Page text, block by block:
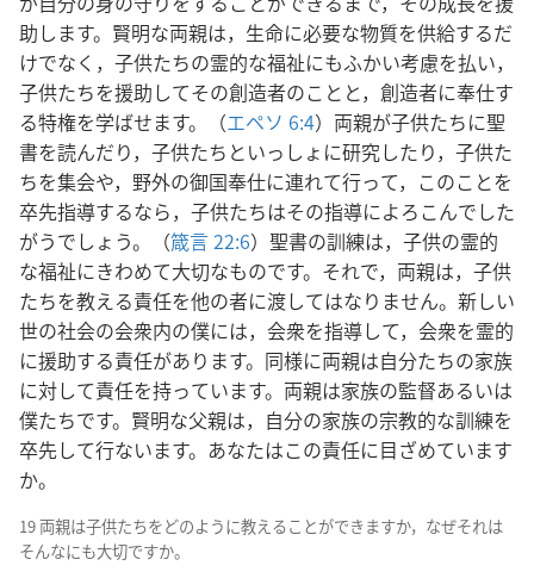
助します。賢明な両親は，生命に必要な物質を供給するだ
けでなく，子供たちの霊的な福祉にもふかい考慮を払い，
子供たちを援助してその創造者のことと，創造者に奉仕す
る特権を学ばせます。（エペソ 6:4）両親が子供たちに聖
書を読んだり，子供たちといっしょに研究したり，子供た
ちを集会や，野外の御国奉仕に連れて行って，このことを
卒先指導するなら，子供たちはその指導によろこんでした
がうでしょう。（箴言 22:6）聖書の訓練は，子供の霊的
な福祉にきわめて大切なものです。それで，両親は，子供
たちを教える責任を他の者に渡してはなりません。新しい
世の社会の会衆内の僕には，会衆を指導して，会衆を霊的
に援助する責任があります。同様に両親は自分たちの家族
に対して責任を持っています。両親は家族の監督あるいは
僕たちです。賢明な父親は，自分の家族の宗教的な訓練を
卒先して行ないます。あなたはこの責任に目ざめています
か。
19 両親は子供たちをどのように教えることができますか，なぜそれは
そんなにも大切ですか。